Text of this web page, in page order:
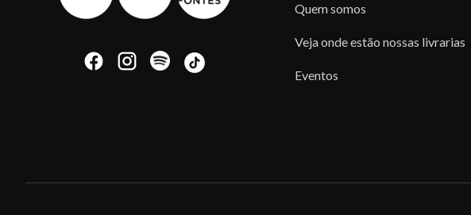
Quem somos
Veja onde estão nossas livrarias
Eventos